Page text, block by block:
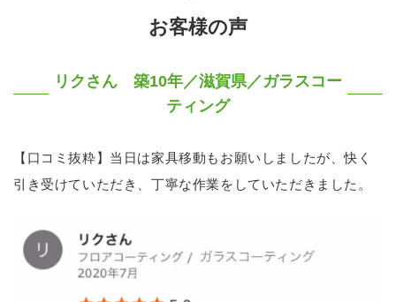
お客様の声
リクさん 築10年／滋賀県／ガラスコー
ティング
【口コミ抜粋】当日は家具移動もお願いしましたが、快く
引き受けていただき、丁寧な作業をしていただきました。